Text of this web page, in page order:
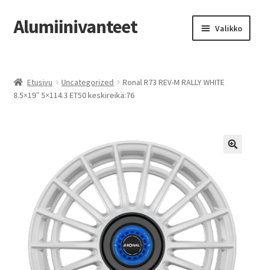
Siirry
navigointiin
Siirry
sisältöön
Alumiinivanteet Valikko
Kauppa
Vanteiden osto-opas
Auton renkaat
Yhteystiedot
Etusivu Uncategorized
Ronal R73 REV-M RALLY WHITE
8.5×19″ 5×114.3 ET50 keskireikä:76